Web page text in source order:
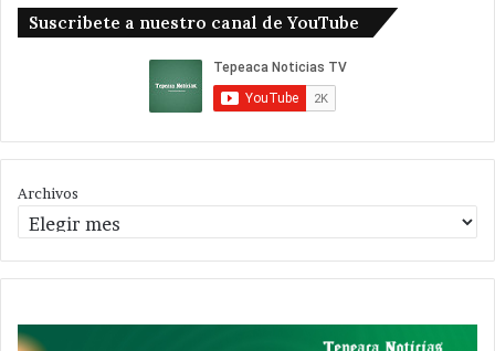
Suscribete a nuestro canal de YouTube
Archivos